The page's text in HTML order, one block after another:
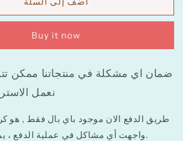
سبحة
مستكة
برتقالي
ذهبي
مميزه
Buy it now
نعمل
طريق الدفع الان موجود باي بال فقط , هو
واجهت أي مشاكل في عملية الدفع ، يمكنك الاتصال بنا.